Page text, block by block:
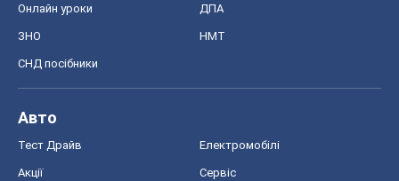
Онлайн уроки ДПА
ЗНО НМТ
СНД посібники
Авто
Тест Драйв Електромобілі
Акції Сервіс